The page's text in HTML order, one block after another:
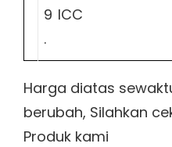
9
.
ICC
Harga diatas
berubah, Silahkan
Produk kami